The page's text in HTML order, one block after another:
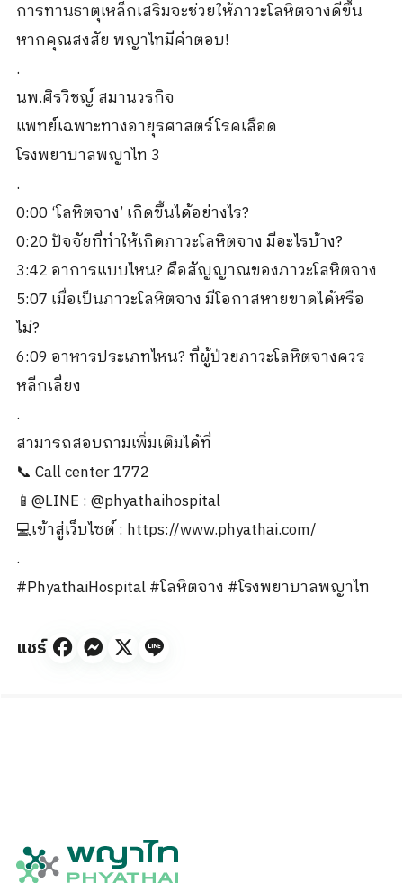
การทานธาตุเหล็กเสริมจะช่วยให้ภาวะโลหิตจางดีขึ้น
หากคุณสงสัย พญาไทมีคำตอบ!
.
นพ.ศิรวิชญ์ สมานวรกิจ
แพทย์เฉพาะทางอายุรศาสตร์โรคเลือด
โรงพยาบาลพญาไท 3
.
0:00 ‘โลหิตจาง’ เกิดขึ้นได้อย่างไร?
0:20 ปัจจัยที่ทำให้เกิดภาวะโลหิตจาง มีอะไรบ้าง?
3:42 อาการแบบไหน? คือสัญญาณของภาวะโลหิตจาง
5:07 เมื่อเป็นภาวะโลหิตจาง มีโอกาสหายขาดได้หรือ
ไม่?
6:09 อาหารประเภทไหน? ที่ผู้ป่วยภาวะโลหิตจางควร
หลีกเลี่ยง
.
สามารถสอบถามเพิ่มเติมได้ที่
📞 Call center 1772
📱@LINE : @phyathaihospital
💻เข้าสู่เว็บไซต์ : https://www.phyathai.com/
.
#PhyathaiHospital #โลหิตจาง #โรงพยาบาลพญาไท
แชร์